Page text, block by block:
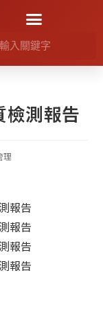
測報告
理
報告
報告
報告
報告